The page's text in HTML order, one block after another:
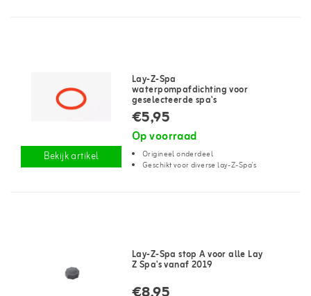
Bekijk artikel
Lay-Z-Spa
waterpompafdichting voor
geselecteerde spa's
€5,95
Op voorraad
Origineel onderdeel
Geschikt voor diverse lay-Z-Spa's
Lay-Z-Spa stop A voor alle Lay
Z Spa's vanaf 2019